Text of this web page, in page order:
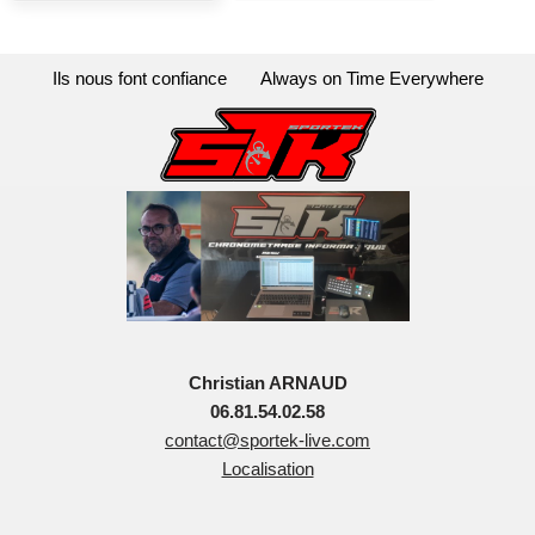
Ils nous font confiance Always on Time Everywhere
Christian ARNAUD
06.81.54.02.58
contact@sportek-live.com
Localisation